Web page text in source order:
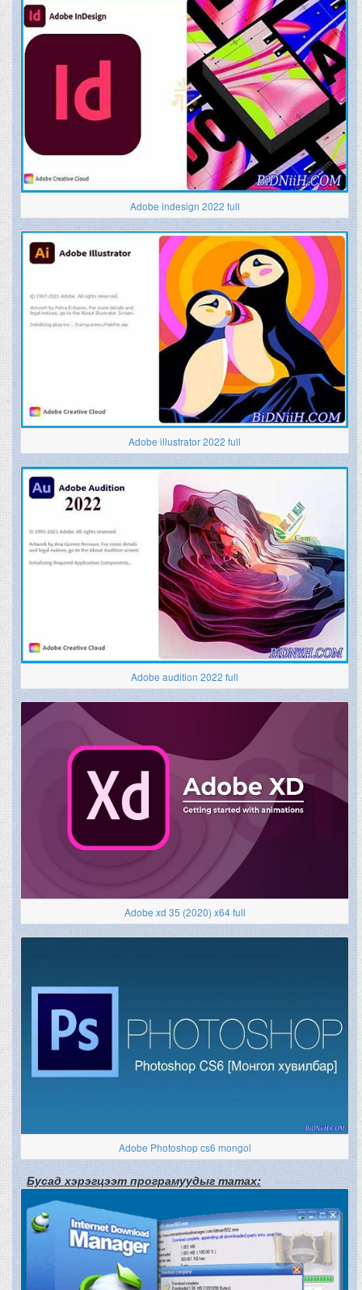
Adobe indesign 2022 full
Adobe illustrator 2022 full
Adobe audition 2022 full
Adobe xd 35 (2020) x64 full
Adobe Photoshop cs6 mongol
Бусад хэрэгцээт програмуудыг татах: